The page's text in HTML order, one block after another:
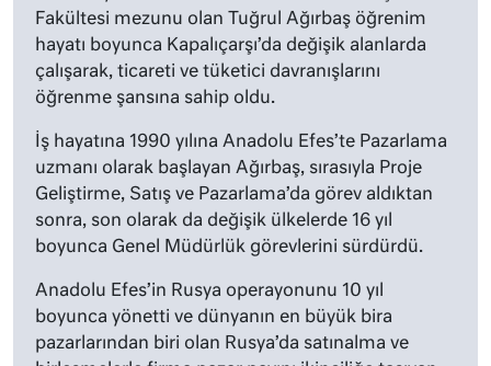
Fakültesi mezunu olan Tuğrul Ağırbaş öğrenim
hayatı boyunca Kapalıçarşı’da değişik alanlarda
çalışarak, ticareti ve tüketici davranışlarını
öğrenme şansına sahip oldu.
İş hayatına 1990 yılına Anadolu Efes’te Pazarlama
uzmanı olarak başlayan Ağırbaş, sırasıyla Proje
Geliştirme, Satış ve Pazarlama’da görev aldıktan
sonra, son olarak da değişik ülkelerde 16 yıl
boyunca Genel Müdürlük görevlerini sürdürdü.
Anadolu Efes’in Rusya operayonunu 10 yıl
boyunca yönetti ve dünyanın en büyük bira
pazarlarından biri olan Rusya’da satınalma ve